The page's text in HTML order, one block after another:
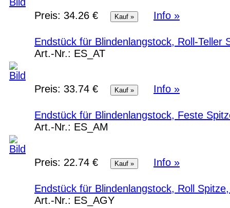
Preis: 34.26 € Info »
Endstück für Blindenlangstock, Roll-Teller
Art.-Nr.: ES_AT
Preis: 33.74 € Info »
Endstück für Blindenlangstock, Feste
Art.-Nr.: ES_AM
Preis: 22.74 € Info »
Endstück für Blindenlangstock, Roll
Art.-Nr.: ES_AGY